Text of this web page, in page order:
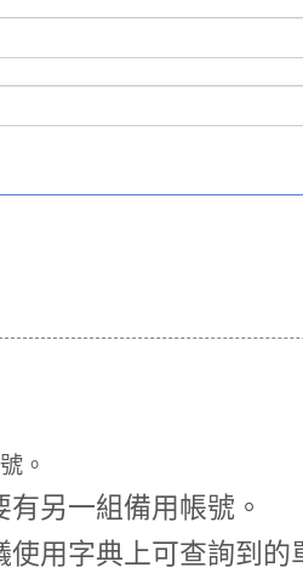
。
另一組備用帳號。
用字典上可查詢到的